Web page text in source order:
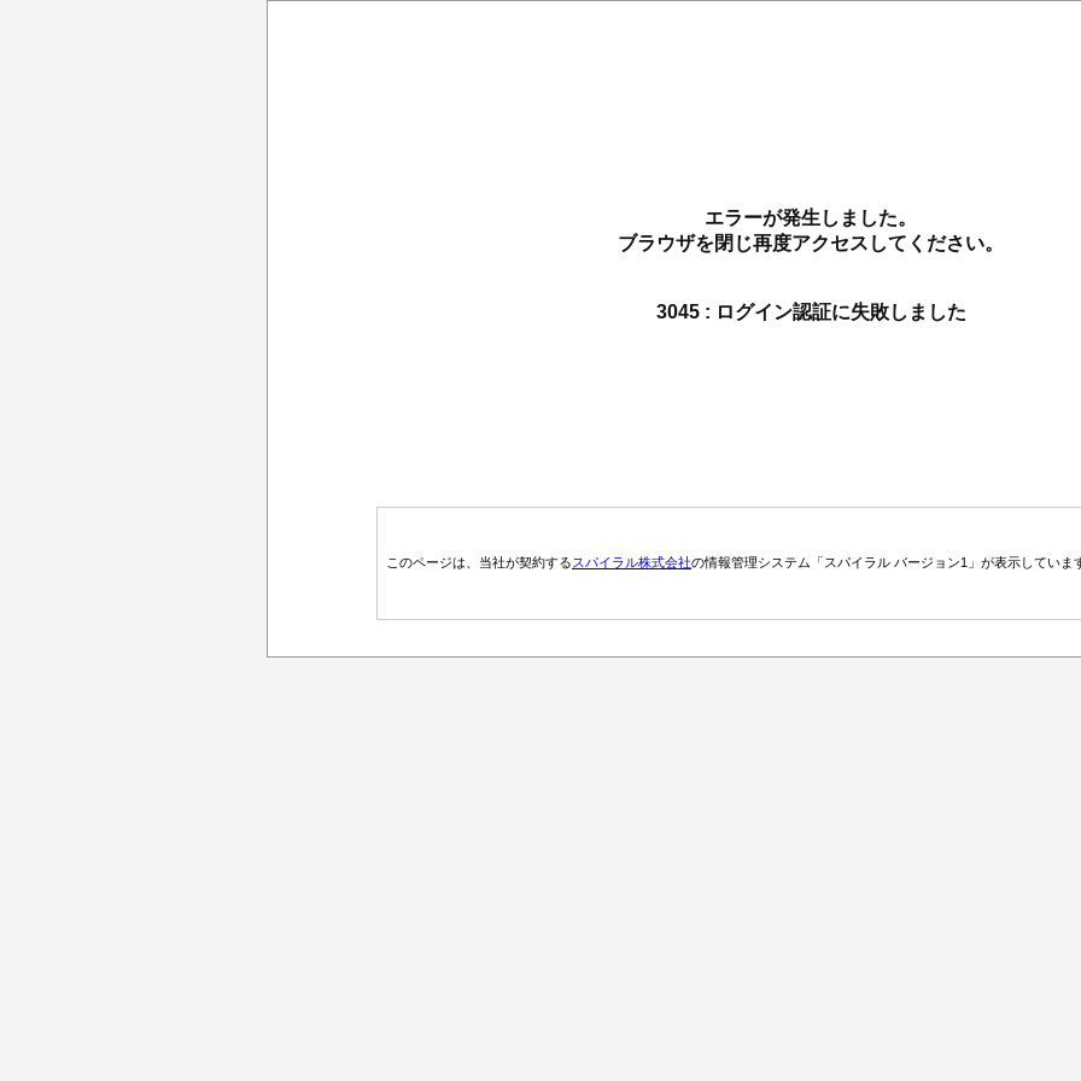
エラーが発生しました。
ブラウザを閉じ再度アクセスしてください。
3045 : ログイン認証に失敗しました
このページは、当社が契約するスパイラル株式会社の情報管理システム「スパイラル バージョン1」が表示していま